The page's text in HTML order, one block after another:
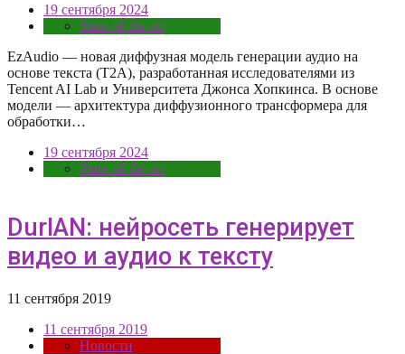
19 сентября 2024
State-of-the-art
EzAudio — новая диффузная модель генерации аудио на
основе текста (T2A), разработанная исследователями из
Tencent AI Lab и Университета Джонса Хопкинса. В основе
модели — архитектура диффузионного трансформера для
обработки…
19 сентября 2024
State-of-the-art
DurIAN: нейросеть генерирует
видео и аудио к тексту
11 сентября 2019
11 сентября 2019
Новости